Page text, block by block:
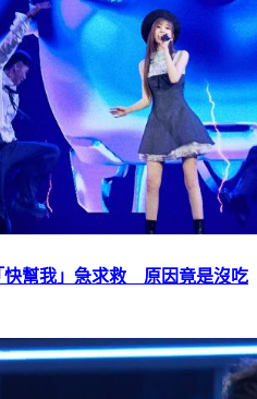
快幫我」急求救 原因竟是沒吃